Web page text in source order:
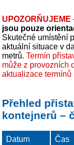
UPOZORŇUJEME
jsou pouze
Skutečné umístění
aktuální situace v
metrů.Termín
může z provozních
aktualizace termínů
Přehled
kontejnerů –
Datum Čas